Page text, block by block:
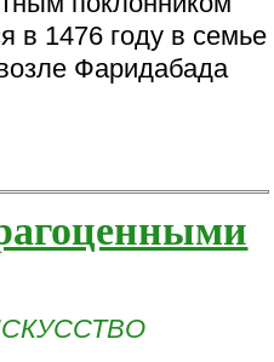
в 1476 году в семье
Фаридабада